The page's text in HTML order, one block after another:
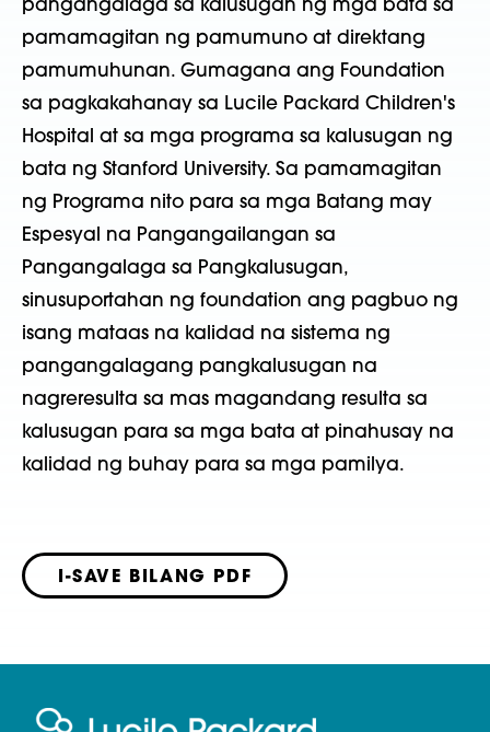
pangangalaga sa kalusugan ng mga bata sa
pamamagitan ng pamumuno at direktang
pamumuhunan. Gumagana ang Foundation
sa pagkakahanay sa Lucile Packard Children's
Hospital at sa mga programa sa kalusugan ng
bata ng Stanford University. Sa pamamagitan
ng Programa nito para sa mga Batang may
Espesyal na Pangangailangan sa
Pangangalaga sa Pangkalusugan,
sinusuportahan ng foundation ang pagbuo ng
isang mataas na kalidad na sistema ng
pangangalagang pangkalusugan na
nagreresulta sa mas magandang resulta sa
kalusugan para sa mga bata at pinahusay na
kalidad ng buhay para sa mga pamilya.
I-SAVE BILANG PDF